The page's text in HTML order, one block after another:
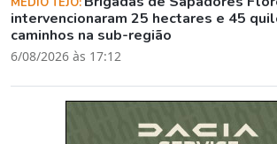
intervencionaram 25 hectares e 45
caminhos na sub-região
6/08/2026 às 17:12